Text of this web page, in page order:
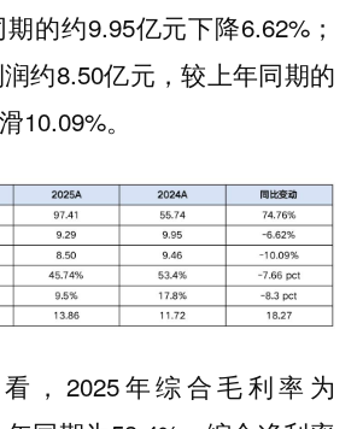
的约9.95亿元下降6.62%；
约8.50亿元，较上年同期的
10.09%。
，2025年综合毛利率为